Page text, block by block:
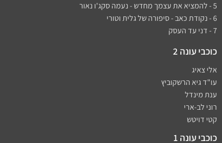
5 - להמציא את עצמך מחדש - נעמה סקג'ו נאור
6 - נקודת כאב - סיפורה של גלית וטורי
7 - דני עד העסק
כוכבי עונה 2
אלי צאיג
עו"ד גיא הרשקוביץ
ענת מינדל
רוני לב-ארי
קטי דויטש
כוכבי עונה 1